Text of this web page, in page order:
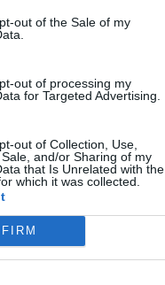
out of the Sale of my
out of processing my
for Targeted Advertising.
out of Collection, Use,
and/or Sharing of my
that Is Unrelated with the
which it was collected.